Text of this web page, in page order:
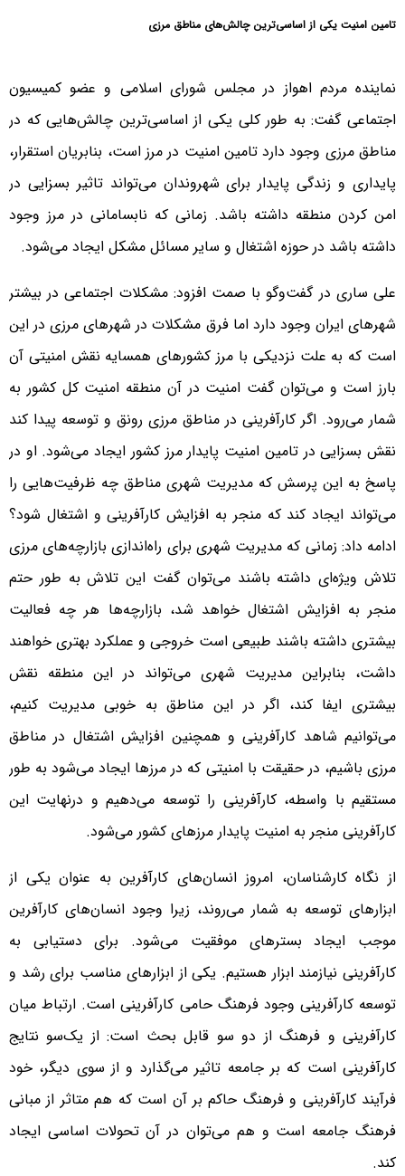
تامین امنیت یکی از اساسی‌ترین چالش‌های مناطق مرزی
نماینده مردم اهواز در مجلس شورای اسلامی و عضو کمیسیون
اجتماعی گفت: به طور کلی یکی از اساسی‌ترین چالش‌هایی که در
مناطق مرزی وجود دارد تامین امنیت در مرز است، بنابریان استقرار،
پایداری و زندگی پایدار برای شهروندان می‌تواند تاثیر بسزایی در
امن کردن منطقه داشته باشد. زمانی که نابسامانی در مرز وجود
داشته باشد در حوزه اشتغال و سایر مسائل مشکل ایجاد می‌شود.
علی ساری در گفت‌وگو با صمت افزود: مشکلات اجتماعی در بیشتر
شهرهای ایران وجود دارد اما فرق مشکلات در شهرهای مرزی در این
است که به علت نزدیکی با مرز کشورهای همسایه نقش امنیتی آن
بارز است و می‌توان گفت امنیت در آن منطقه امنیت کل کشور به
شمار می‌رود. اگر کارآفرینی در مناطق مرزی رونق و توسعه پیدا کند
نقش بسزایی در تامین امنیت پایدار مرز کشور ایجاد می‌شود. او در
پاسخ به این پرسش که مدیریت شهری مناطق چه ظرفیت‌هایی را
می‌تواند ایجاد کند که منجر به افزایش کارآفرینی و اشتغال شود؟
ادامه داد: زمانی که مدیریت شهری برای راه‌اندازی بازارچه‌های مرزی
تلاش ویژه‌ای داشته باشند می‌توان گفت این تلاش به طور حتم
منجر به افزایش اشتغال خواهد شد، بازارچه‌ها هر چه فعالیت
بیشتری داشته باشند طبیعی است خروجی و عملکرد بهتری خواهند
داشت، بنابراین مدیریت شهری می‌تواند در این منطقه نقش
بیشتری ایفا کند، اگر در این مناطق به خوبی مدیریت کنیم،
می‌توانیم شاهد کارآفرینی و همچنین افزایش اشتغال در مناطق
مرزی باشیم، در حقیقت با امنیتی که در مرزها ایجاد می‌شود به طور
مستقیم با واسطه، کارآفرینی را توسعه می‌دهیم و درنهایت این
کارآفرینی منجر به امنیت پایدار مرزهای کشور می‌شود.
از نگاه کارشناسان، امروز انسان‌های کارآفرین به عنوان یکی از
ابزارهای توسعه به شمار می‌روند، زیرا وجود انسان‌های کارآفرین
موجب ایجاد بسترهای موفقیت می‌شود. برای دستیابی به
کارآفرینی نیازمند ابزار هستیم. یکی از ابزارهای مناسب برای رشد و
توسعه کارآفرینی وجود فرهنگ حامی کارآفرینی است. ارتباط میان
کارآفرینی و فرهنگ از دو سو قابل بحث است: از یک‌سو نتایج
کارآفرینی است که بر جامعه تاثیر می‌گذارد و از سوی دیگر، خود
فرآیند کارآفرینی و فرهنگ حاکم بر آن است که هم متاثر از مبانی
فرهنگ جامعه است و هم می‌توان در آن تحولات اساسی ایجاد
کند.